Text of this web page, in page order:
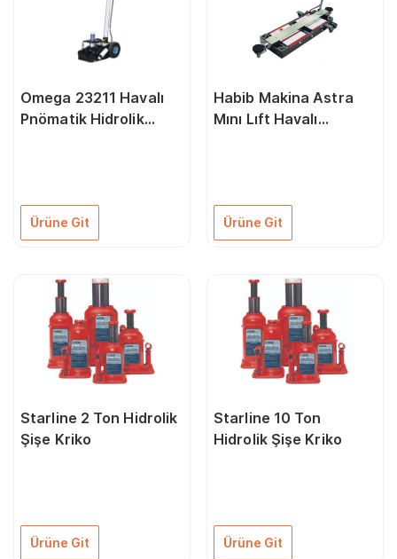
Omega 23211 Havalı
Pnömatik Hidrolik
Ürüne Git
Habib Makina Astra
Mını Lıft Havalı
Ürüne Git
Starline 2 Ton Hidrolik
Şişe Kriko
Ürüne Git
Starline 10 Ton
Hidrolik Şişe Kriko
Ürüne Git